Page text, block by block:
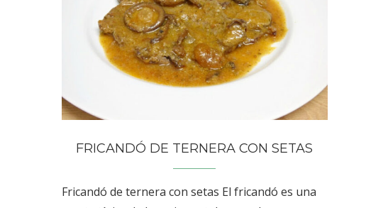
FRICANDÓ DE TERNERA CON SETAS
Fricandó de ternera con setas El fricandó es una